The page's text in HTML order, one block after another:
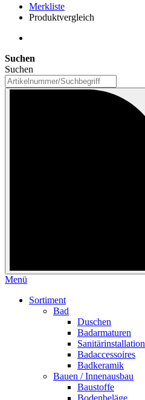
Merkliste
Produktvergleich
Suchen
Suchen
Menü
Sortiment
Bad
Duschen
Badarmaturen
Sanitärinstallation
Badaccessoires
Badkeramik
Bauen / Innenausbau
Baustoffe
Bodenbeläge